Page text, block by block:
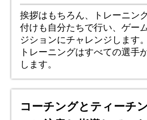
挨拶はもちろん、トレーニン
付けも自分たちで行い、ゲー
ジションにチャレンジします。
トレーニングはすべての選手
します。
コーチングとティーチ